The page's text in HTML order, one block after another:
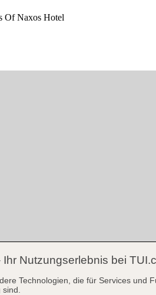
Nutzungserlebnis bei
Technologien, die für Services und